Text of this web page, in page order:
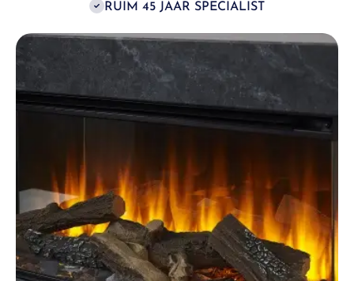
RUIM 45 JAAR SPECIALIST